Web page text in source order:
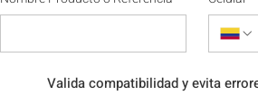
Valida compatibilidad y evita